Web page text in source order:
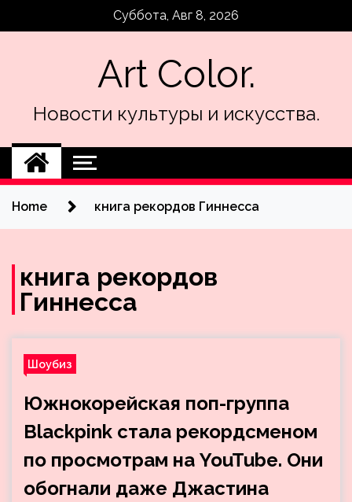
Суббота, Авг 8, 2026
Art Color.
Новости культуры и искусства.
Home книга рекордов Гиннесса
книга рекордов
Гиннесса
Шоубиз
Южнокорейская поп-группа
Blackpink стала рекордсменом
по просмотрам на YouTube. Они
обогнали даже Джастина